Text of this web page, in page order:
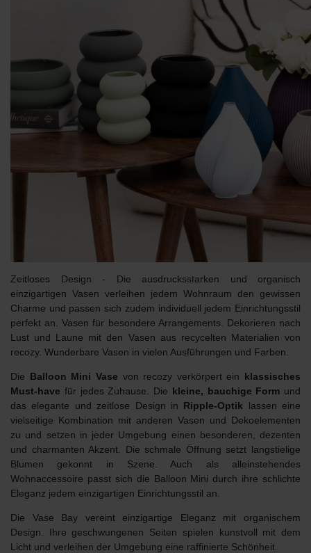
Zeitloses Design - Die ausdrucksstarken und organisch
einzigartigen Vasen verleihen jedem Wohnraum den gewissen
Charme und passen sich zudem individuell jedem Einrichtungsstil
perfekt an. Vasen für besondere Arrangements. Dekorieren nach
Lust und Laune mit den Vasen aus recycelten Materialien von
recozy. Wunderbare Vasen in vielen Ausführungen und Farben.
Die Balloon Mini Vase von recozy verkörpert ein klassisches
Must-have für jedes Zuhause. Die kleine, bauchige Form und
das elegante und zeitlose Design in Ripple-Optik lassen eine
vielseitige Kombination mit anderen Vasen und Dekoelementen
zu und setzen in jeder Umgebung einen besonderen, dezenten
und charmanten Akzent. Die schmale Öffnung setzt langstielige
Blumen gekonnt in Szene. Auch als alleinstehendes
Wohnaccessoire passt sich die Balloon Mini durch ihre schlichte
Eleganz jedem einzigartigen Einrichtungsstil an.
Die Vase Bay vereint einzigartige Eleganz mit organischem
Design. Ihre geschwungenen Seiten spielen kunstvoll mit dem
Licht und verleihen der Umgebung eine raffinierte Schönheit.